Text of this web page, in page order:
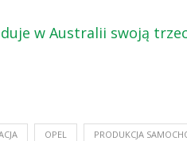
w Australii swoją
OPEL PRODUKCJA